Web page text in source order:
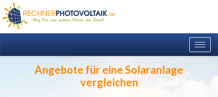
Angebote für eine Solaranlage
vergleichen